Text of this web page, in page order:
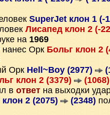
SuperJet клон 1 (-
Лисапед клон 2 (-
на 1969
нанес Орк Больг клон 2
Орк Hell~Boy (2977)
клон 2 (3379)
(1068)
в ответ на выходки
2 (2075) (2348)